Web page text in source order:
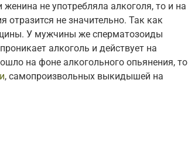
не употребляла алкоголя, то и на
отразится не значительно. Так как
У мужчины же сперматозоиды
алкоголь и действует на
на фоне алкогольного опьянения, то
, самопроизвольных выкидышей на